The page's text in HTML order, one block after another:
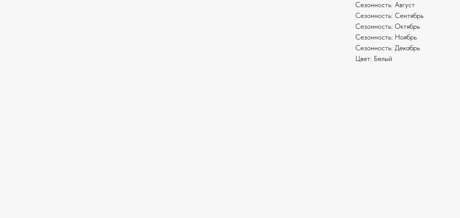
Сезонность: Август
Сезонность: Сентябрь
Сезонность: Октябрь
Сезонность: Ноябрь
Сезонность: Декабрь
Цвет: Белый